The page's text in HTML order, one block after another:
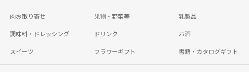
肉お取り寄せ 果物・野菜等 乳製品
調味料・ドレッシング ドリンク お酒
スイーツ フラワーギフト 書籍・カタログギフト